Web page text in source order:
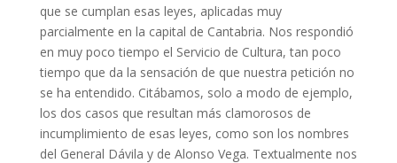
que se cumplan esas leyes, aplicadas muy
parcialmente en la capital de Cantabria. Nos respondió
en muy poco tiempo el Servicio de Cultura, tan poco
tiempo que da la sensación de que nuestra petición no
se ha entendido. Citábamos, solo a modo de ejemplo,
los dos casos que resultan más clamorosos de
incumplimiento de esas leyes, como son los nombres
del General Dávila y de Alonso Vega. Textualmente nos